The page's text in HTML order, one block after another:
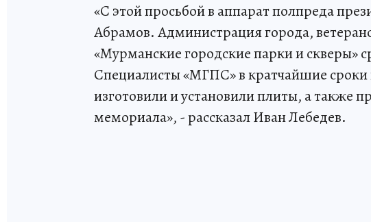
«С этой просьбой в аппарат полпреда
Абрамов. Администрация города,
«Мурманские городские парки и скверы»
Специалисты «МГПС» в кратчайшие
изготовили и установили плиты, а также
мемориала», - рассказал Иван Лебедев.